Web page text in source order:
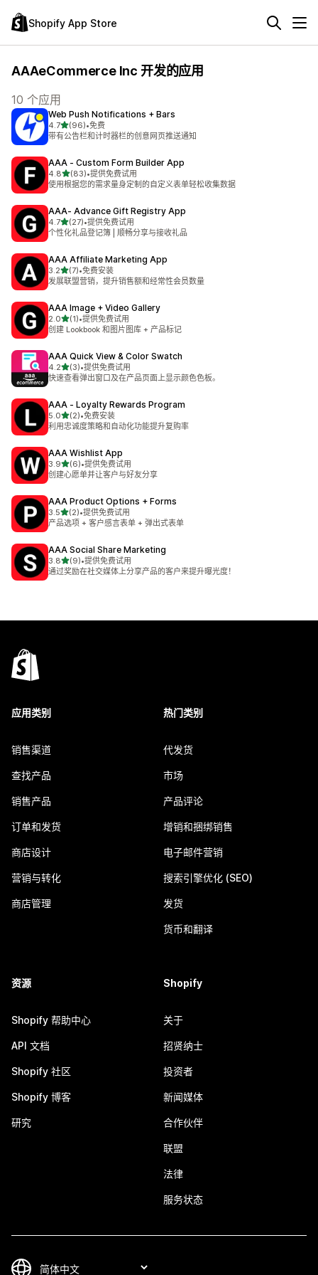
Shopify App Store
AAAeCommerce Inc 开发的应用
10 个应用
Web Push Notifications + Bars
4.7星（满分 5 星）
(96)
总共 96 条评论
•免费
带有公告栏和计时器栏的创意网页推送通知
AAA ‑ Custom Form Builder App
4.8星（满分 5 星）
(83)
总共 83 条评论
•提供免费试用
使用根据您的需求量身定制的自定义表单轻松收集数据
AAA‑ Advance Gift Registry App
4.7星（满分 5 星）
(27)
总共 27 条评论
•提供免费试用
个性化礼品登记簿 | 顺畅分享与接收礼品
AAA Affiliate Marketing App
3.2星（满分 5 星）
(7)
总共 7 条评论
•免费安装
发展联盟营销，提升销售额和经常性会员数量
AAA Image + Video Gallery
2.0星（满分 5 星）
(1)
总共 1 条评论
•提供免费试用
创建 Lookbook 和图片图库 + 产品标记
AAA Quick View & Color Swatch
4.2星（满分 5 星）
(3)
总共 3 条评论
•提供免费试用
快速查看弹出窗口及在产品页面上显示颜色色板。
AAA ‑ Loyalty Rewards Program
5.0星（满分 5 星）
(2)
总共 2 条评论
•免费安装
利用忠诚度策略和自动化功能提升复购率
AAA Wishlist App
3.9星（满分 5 星）
(6)
总共 6 条评论
•提供免费试用
创建心愿单并让客户与好友分享
AAA Product Options + Forms
3.5星（满分 5 星）
(2)
总共 2 条评论
•提供免费试用
产品选项 + 客户感言表单 + 弹出式表单
AAA Social Share Marketing
3.8星（满分 5 星）
(9)
总共 9 条评论
•提供免费试用
通过奖励在社交媒体上分享产品的客户来提升曝光度！
应用类别
销售渠道
查找产品
销售产品
订单和发货
商店设计
营销与转化
商店管理
热门类别
代发货
市场
产品评论
增销和捆绑销售
电子邮件营销
搜索引擎优化 (SEO)
发货
货币和翻译
资源
Shopify 帮助中心
API 文档
Shopify 社区
Shopify 博客
研究
Shopify
关于
招贤纳士
投资者
新闻媒体
合作伙伴
联盟
法律
服务状态